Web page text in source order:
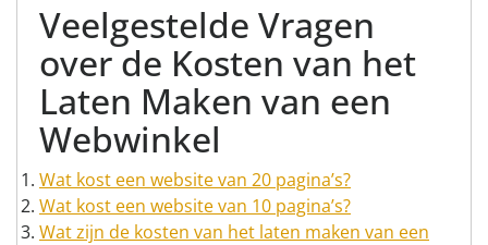
Veelgestelde Vragen
over de Kosten van het
Laten Maken van een
Webwinkel
Wat kost een website van 20 pagina’s?
Wat kost een website van 10 pagina’s?
Wat zijn de kosten van het laten maken van een